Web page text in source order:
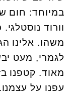
במיוחד: חום
וורוד
משהו. אלינו
לגמרי, מעט
מאוד. קטפנו
עפנו על עצמנו.